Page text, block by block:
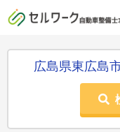
広島県東広島